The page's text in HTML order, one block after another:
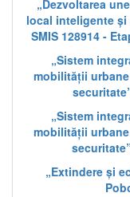
„Dezvoltarea
local inteligente și
SMIS 128914 -
„Sistem
mobilității
„Sistem
mobilității
„Extindere și